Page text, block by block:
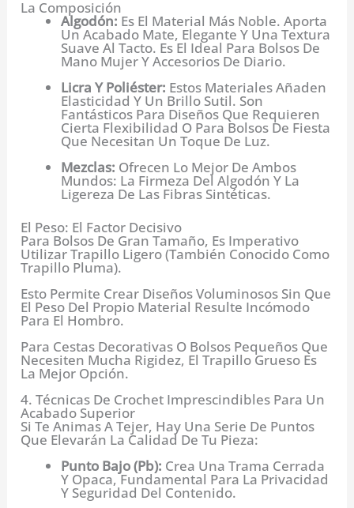
La Composición
Algodón: Es El Material Más Noble. Aporta
Un Acabado Mate, Elegante Y Una Textura
Suave Al Tacto. Es El Ideal Para Bolsos De
Mano Mujer Y Accesorios De Diario.
Licra Y Poliéster: Estos Materiales Añaden
Elasticidad Y Un Brillo Sutil. Son
Fantásticos Para Diseños Que Requieren
Cierta Flexibilidad O Para Bolsos De Fiesta
Que Necesitan Un Toque De Luz.
Mezclas: Ofrecen Lo Mejor De Ambos
Mundos: La Firmeza Del Algodón Y La
Ligereza De Las Fibras Sintéticas.
El Peso: El Factor Decisivo
Para Bolsos De Gran Tamaño, Es Imperativo
Utilizar Trapillo Ligero (también Conocido Como
Trapillo Pluma).
Esto Permite Crear Diseños Voluminosos Sin Que
El Peso Del Propio Material Resulte Incómodo
Para El Hombro.
Para Cestas Decorativas O Bolsos Pequeños Que
Necesiten Mucha Rigidez, El Trapillo Grueso Es
La Mejor Opción.
4. Técnicas De Crochet Imprescindibles Para Un
Acabado Superior
Si Te Animas A Tejer, Hay Una Serie De Puntos
Que Elevarán La Calidad De Tu Pieza:
Punto Bajo (pb): Crea Una Trama Cerrada
Y Opaca, Fundamental Para La Privacidad
Y Seguridad Del Contenido.